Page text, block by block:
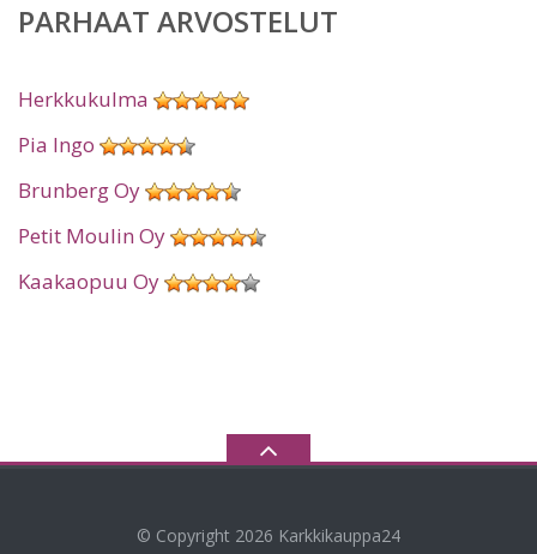
PARHAAT ARVOSTELUT
Herkkukulma
Pia Ingo
Brunberg Oy
Petit Moulin Oy
Kaakaopuu Oy
© Copyright 2026 Karkkikauppa24